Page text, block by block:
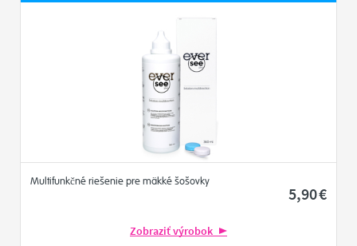
Multifunkčné riešenie pre mäkké šošovky
5,90€
Zobraziť výrobok